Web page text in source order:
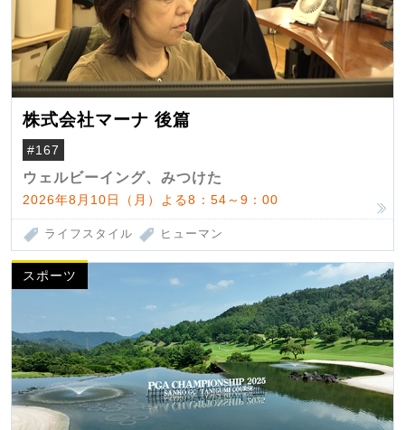
株式会社マーナ 後篇
#167
ウェルビーイング、みつけた
2026年8月10日（月）よる8：54～9：00
ライフスタイル ヒューマン
スポーツ